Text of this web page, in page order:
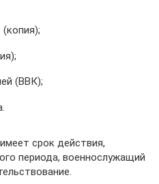
(копия);
(ВВК);
срок действия,
периода, военнослужащий